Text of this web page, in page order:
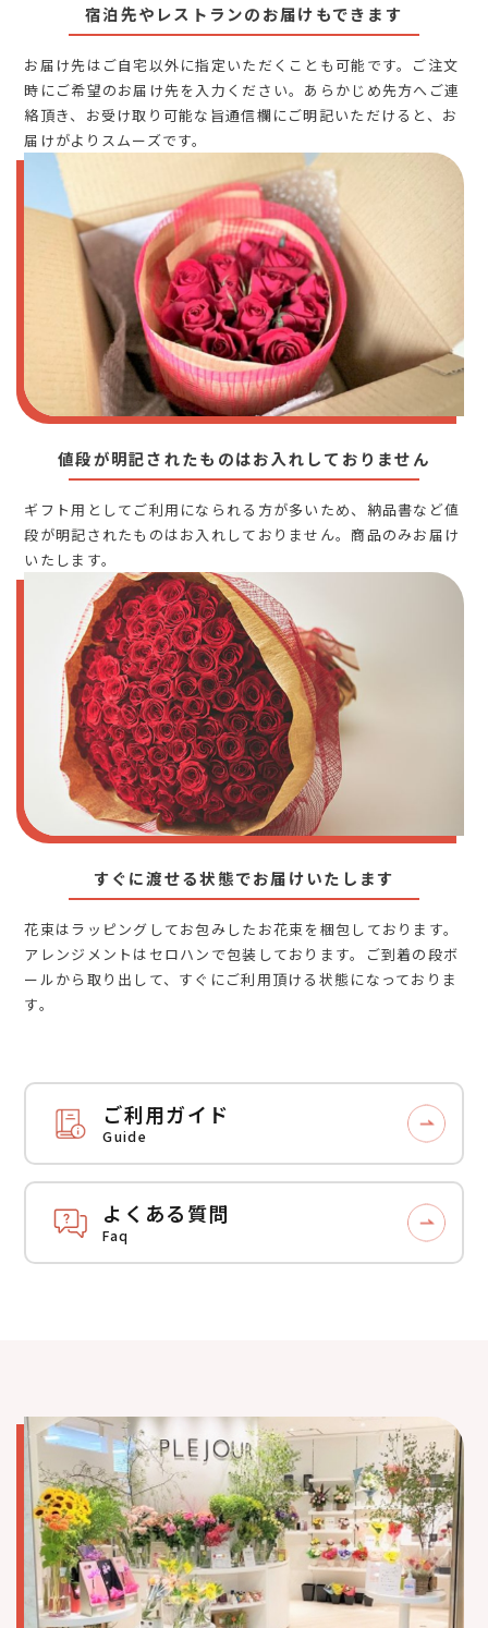
宿泊先やレストランのお届けもできます
お届け先はご自宅以外に指定いただくことも可能です。ご注文
時にご希望のお届け先を入力ください。あらかじめ先方へご連
絡頂き、お受け取り可能な旨通信欄にご明記いただけると、お
届けがよりスムーズです。
値段が明記されたものはお入れしておりません
ギフト用としてご利用になられる方が多いため、納品書など値
段が明記されたものはお入れしておりません。商品のみお届け
いたします。
すぐに渡せる状態でお届けいたします
花束はラッピングしてお包みしたお花束を梱包しております。
アレンジメントはセロハンで包装しております。ご到着の段ボ
ールから取り出して、すぐにご利用頂ける状態になっておりま
す。
ご利用ガイド
Guide
よくある質問
Faq